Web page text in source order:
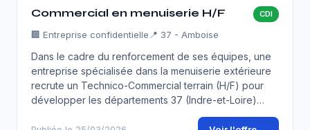
Commercial en menuiserie H/F CDI
🏢 Entreprise confidentielle 📍 37 - Amboise
Dans le cadre du renforcement de ses équipes, une
entreprise spécialisée dans la menuiserie extérieure
recrute un Technico-Commercial terrain (H/F) pour
développer les départements 37 (Indre-et-Loire)…